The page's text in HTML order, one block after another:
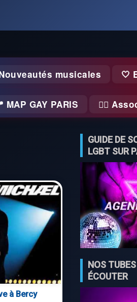
musicales 🤍
MAP GAY PARIS 🏃‍♂️
à Bercy
GUIDE DE
LGBT SUR
NOS
ÉCOUTER